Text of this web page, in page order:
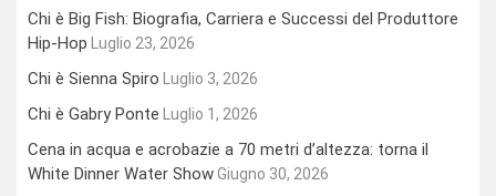
Chi è Big Fish: Biografia, Carriera e Successi del Produttore
Hip-Hop Luglio 23, 2026
Chi è Sienna Spiro Luglio 3, 2026
Chi è Gabry Ponte Luglio 1, 2026
Cena in acqua e acrobazie a 70 metri d’altezza: torna il
White Dinner Water ShowGiugno 30, 2026